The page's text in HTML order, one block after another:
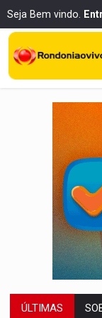
Seja Bem vindo.
ÚLTIMAS